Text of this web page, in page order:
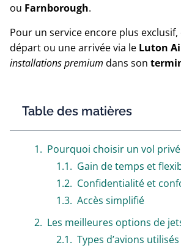
ou Farnborough.
Pour un service encore plus exclusif,
départ ou une arrivée via le Luton
installations premium dans son
Table des matières
Gain de temps et
Confidentialité et
Accès simplifié
Types d’avions utilisés